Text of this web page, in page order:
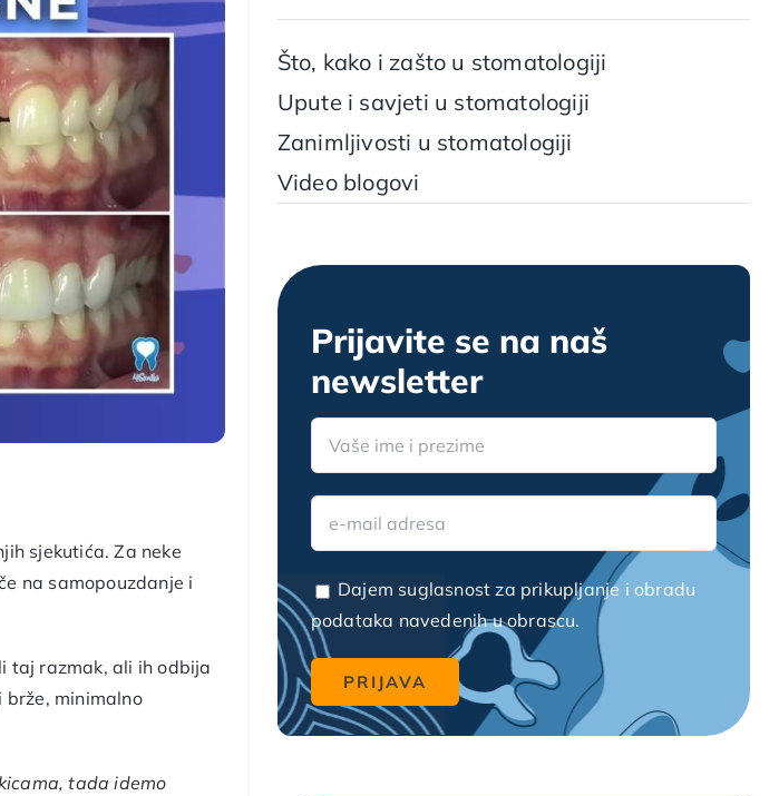
sjekutića. Za neke
na samopouzdanje i
taj razmak, ali ih odbija
brže, minimalno
tada idemo
Što, kako i zašto u stomatologiji
Upute i savjeti u stomatologiji
Zanimljivosti u stomatologiji
Video blogovi
Prijavite se na naš
newsletter
Dajem suglasnost za prikupljanje i obradu
podataka navedenih u obrascu.